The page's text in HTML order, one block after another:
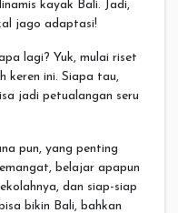
kayak Bali. Jadi,
jago adaptasi!
lagi? Yuk, mulai riset
keren ini. Siapa tau,
jadi petualangan seru
pun, yang penting
belajar apapun
dan siap-siap
bikin Bali, bahkan